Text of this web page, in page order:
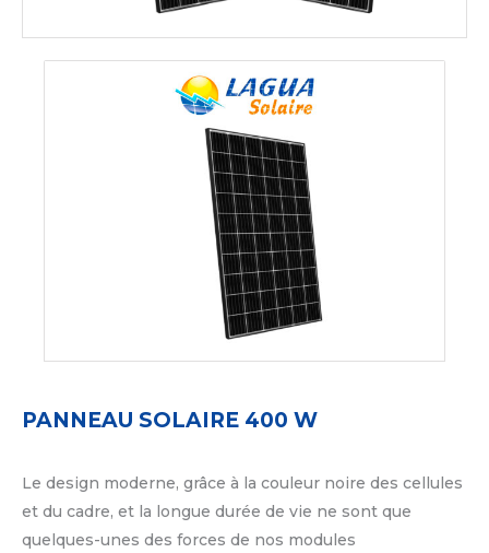
PANNEAU SOLAIRE 400 W
Le design moderne, grâce à la couleur noire des cellules
et du cadre, et la longue durée de vie ne sont que
quelques-unes des forces de nos modules